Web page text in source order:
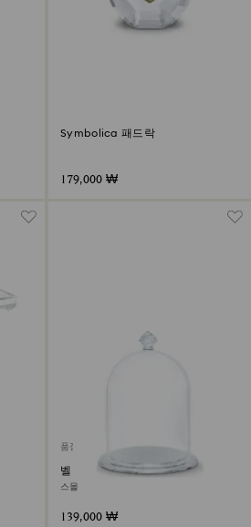
Symbolica 패드락
179,000 ₩
품절
벨 자 디스플레이
스몰
139,000 ₩